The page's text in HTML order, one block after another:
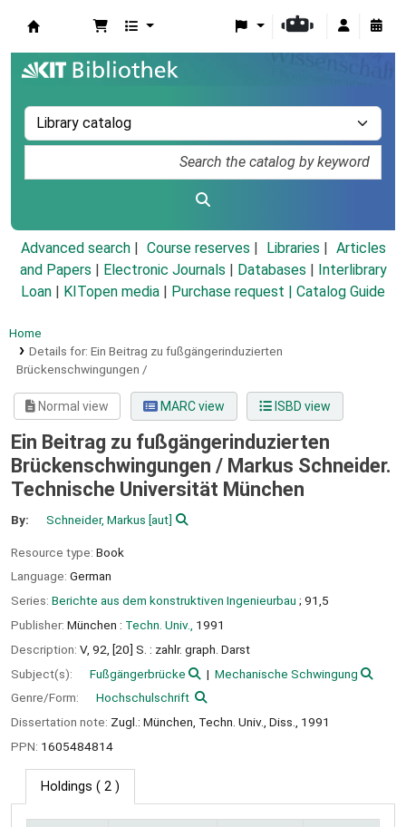
Advanced search Course reserves Libraries
Articles
and Papers
Electronic Journals Databases
Interlibrary
Loan
KITopen media Purchase request | Catalog Guide
Home
Details for: Ein Beitrag zu fußgängerinduzierten
Brückenschwingungen /
Normal view MARC view ISBD view
Ein Beitrag zu fußgängerinduzierten
Brückenschwingungen / Markus Schneider.
Technische Universität München
By: Schneider, Markus [aut]
Resource type: Book
Language: German
Series: Berichte aus dem konstruktiven Ingenieurbau ; 91,5
Publisher: München : Techn. Univ., 1991
Description: V, 92, [20] S. : zahlr. graph. Darst
Subject(s):
Fußgängerbrücke
Mechanische Schwingung
Genre/Form:
Hochschulschrift
Dissertation note: Zugl.: München, Techn. Univ., Diss., 1991
PPN: 1605484814
Holdings ( 2 )